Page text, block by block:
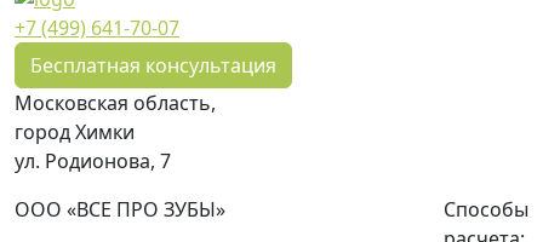
+7 (499) 641-70-07
Бесплатная консультация
Московская область,
город Химки
ул. Родионова, 7
ООО «ВСЕ ПРО ЗУБЫ»
Способы